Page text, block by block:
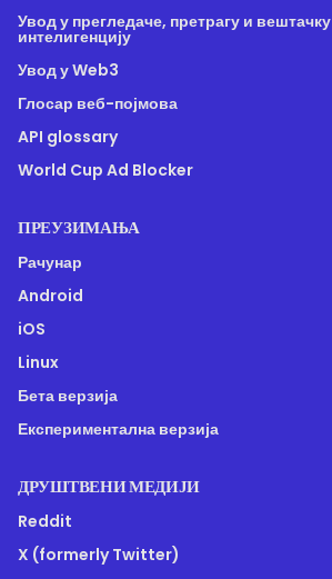
Увод у прегледаче, претрагу и вештачку
интелигенцију
Увод у Web3
Глосар веб-појмова
API glossary
World Cup Ad Blocker
ПРЕУЗИМАЊА
Рачунар
Android
iOS
Linux
Бета верзија
Експериментална верзија
ДРУШТВЕНИ МЕДИЈИ
Reddit
X (formerly Twitter)